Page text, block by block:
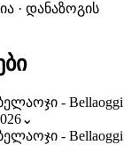
· დანაზოგის
- Bellaoggi
⌄
- Bellaoggi